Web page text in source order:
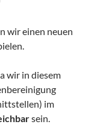
wir einen neuen
wir in diesem
im
sein.